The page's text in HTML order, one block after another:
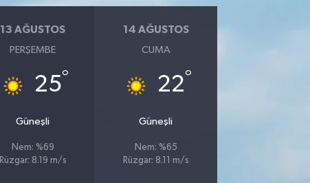
13 AĞUSTOS
PERŞEMBE
25°
Güneşli
Nem: %69
Rüzgar: 8.19 m/s
14 AĞUSTOS
CUMA
22°
Güneşli
Nem: %65
Rüzgar: 8.11 m/s